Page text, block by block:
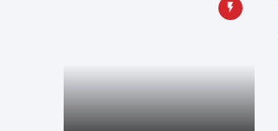
ter wereld stort
in